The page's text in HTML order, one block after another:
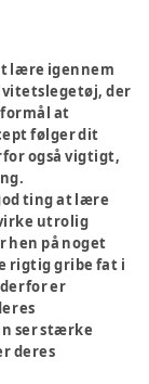
lære igennem
der
at
følger dit
også vigtigt,
ting at lære
utrolig
hen på noget
rigtig gribe fat i
er
ser stærke
deres